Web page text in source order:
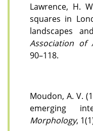
Lawrence, H.
squares in
landscapes
Association of
90–118.
Moudon, A. V.
emerging
Morphology,